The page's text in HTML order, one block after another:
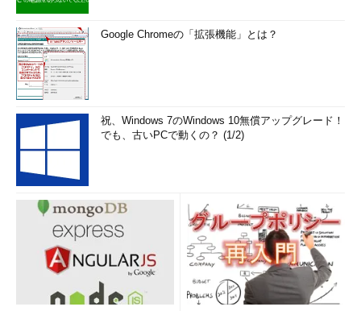
Google Chromeの「拡張機能」とは？
祝、Windows 7のWindows 10無償アップグレード！
でも、古いPCで動くの？ (1/2)